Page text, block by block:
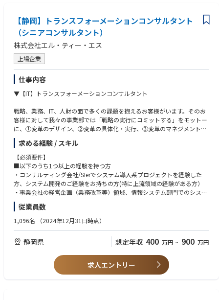
・Oracle認定Javaプログラマ
・OracleMaster
・OSS-DB
資格
日商簿記2級、基本情報・応用情報 ※いずれも保有者は優遇
【静岡】トランスフォーメーションコンサルタント
（シニアコンサルタント）
株式会社エル・ティー・エス
上場企業
仕事内容
▼【IT】トランスフォーメーションコンサルタント
戦略、業務、IT、人財の面で多くの課題を抱えるお客様がいます。そのお
客様に対して我々の事業部では「戦略の実行にコミットする」をモットー
に、①変革のデザイン、②変革の具体化・実行、③変革のマネジメントを
価値として提供しています。
【業務内容】
■戦略立案/構想策定
・DX戦略/構想策定支援（IT/デジタル技術を活用した経営課題の解決）
・デジタル技術を活用した新規事業創出・事業/サービス開発支援
・経営戦略・事業戦略策定
■ビジネストランスフォーメーション推進
・経営管理高度化
・業務改革における業務分析（ビジネスプロセスマネジメント）
・顧客とのパートナーシップの推進
求める経験 / スキル
【必須要件】
■以下のうち1つ以上の経験を持つ方
・コンサルティング会社/SIerでシステム導入系プロジェクトを経験した
方、システム開発のご経験をお持ちの方(特に上流領域の経験がある方）
・事業会社の経営企画（業務改革等）領域、情報システム部門でのシステ
ム導入プロジェクトへの参画経験がある方
■以下すべて必須
・クライアントやチームメンバと信頼関係を築いてPJを推進するコミュニ
ケーション能力をお持ちの方
・論理的思考能力、チームワーク能力に長けた方
・MS365（特にPowerPoint、Excel）を不自由なく使いこなせるスキルを
従業員数
1,096名 （2024年12月31日時点）
静岡県 想定年収 400 万円 ~ 900 万円
求人エントリー